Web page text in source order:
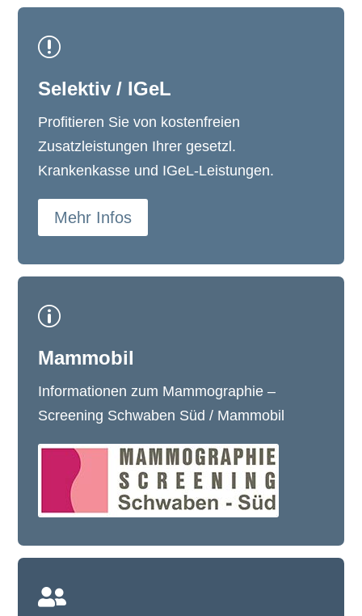
r
Selektiv / IGeL
Profitieren Sie von kostenfreien
Zusatzleistungen Ihrer gesetzl.
Krankenkasse und IGeL-Leistungen.
Mehr Infos
p
Mammobil
Informationen zum Mammographie –
Screening Schwaben Süd / Mammobil
